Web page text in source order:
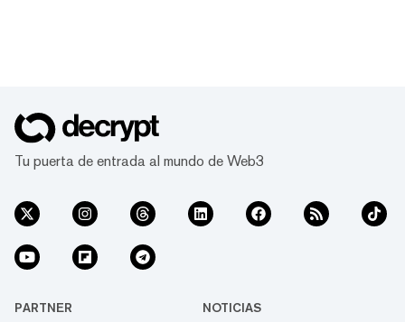
Tu puerta de entrada al mundo de Web3
PARTNER NOTICIAS